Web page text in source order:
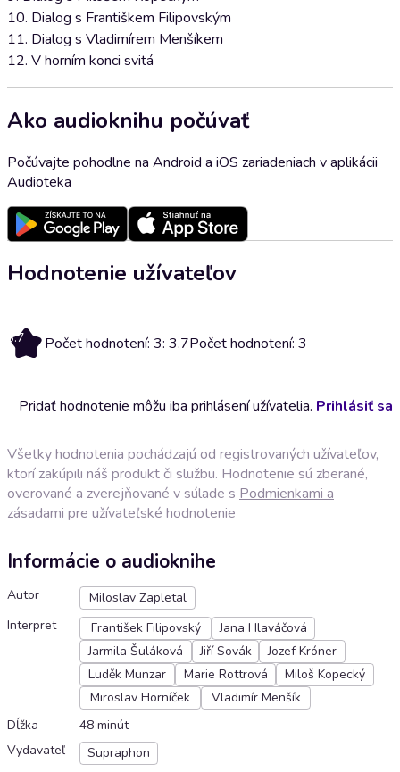
10. Dialog s Františkem Filipovským
11. Dialog s Vladimírem Menšíkem
12. V horním konci svitá
Ako audioknihu počúvať
Počúvajte pohodlne na Android a iOS zariadeniach v aplikácii
Audioteka
Hodnotenie užívateľov
3.7 Počet hodnotení: 3: 3.7Počet hodnotení: 3
Pridať hodnotenie môžu iba prihlásení užívatelia. Prihlásiť sa
Všetky hodnotenia pochádzajú od registrovaných užívateľov,
ktorí zakúpili náš produkt či službu. Hodnotenie sú zberané,
overované a zverejňované v súlade s Podmienkami a
zásadami pre užívateľské hodnotenie
Informácie o audioknihe
Autor
Miloslav Zapletal
Interpret
František Filipovský
Jana Hlaváčová
Jarmila Šuláková
Jiří Sovák
Jozef Króner
Luděk Munzar
Marie Rottrová
Miloš Kopecký
Miroslav Horníček
Vladimír Menšík
Dĺžka
48 minút
Vydavateľ
Supraphon